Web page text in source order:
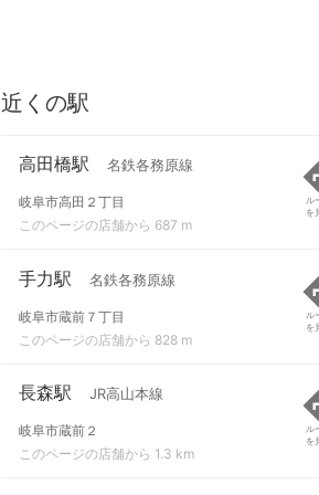
近くの駅
高田橋駅 名鉄各務原線
岐阜市高田２丁目
このページの店舗から 687 m
ル
を
手力駅 名鉄各務原線
岐阜市蔵前７丁目
このページの店舗から 828 m
ル
を
長森駅 JR高山本線
岐阜市蔵前２
このページの店舗から 1.3 km
ル
を